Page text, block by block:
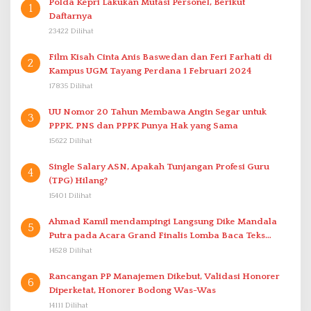
1
Polda Kepri Lakukan Mutasi Personel, Berikut
Daftarnya
23422 Dilihat
2
Film Kisah Cinta Anis Baswedan dan Feri Farhati di
Kampus UGM Tayang Perdana 1 Februari 2024
17835 Dilihat
3
UU Nomor 20 Tahun Membawa Angin Segar untuk
PPPK. PNS dan PPPK Punya Hak yang Sama
15622 Dilihat
4
Single Salary ASN, Apakah Tunjangan Profesi Guru
(TPG) Hilang?
15401 Dilihat
5
Ahmad Kamil mendampingi Langsung Dike Mandala
Putra pada Acara Grand Finalis Lomba Baca Teks
Proklamasi Mirip Bung Karno di Bali
14528 Dilihat
6
Rancangan PP Manajemen Dikebut, Validasi Honorer
Diperketat, Honorer Bodong Was-Was
14111 Dilihat